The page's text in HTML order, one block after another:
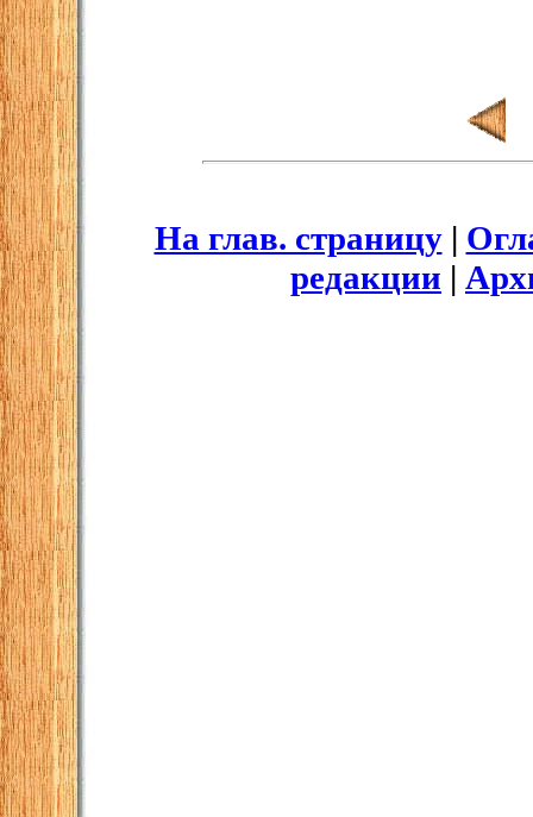
На глав. страницу|
редакции |